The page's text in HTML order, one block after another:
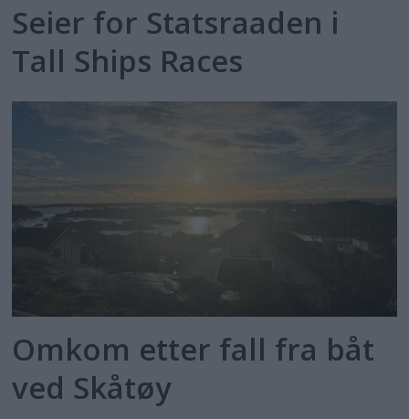
Seier for Statsraaden i
Tall Ships Races
Omkom etter fall fra båt
ved Skåtøy